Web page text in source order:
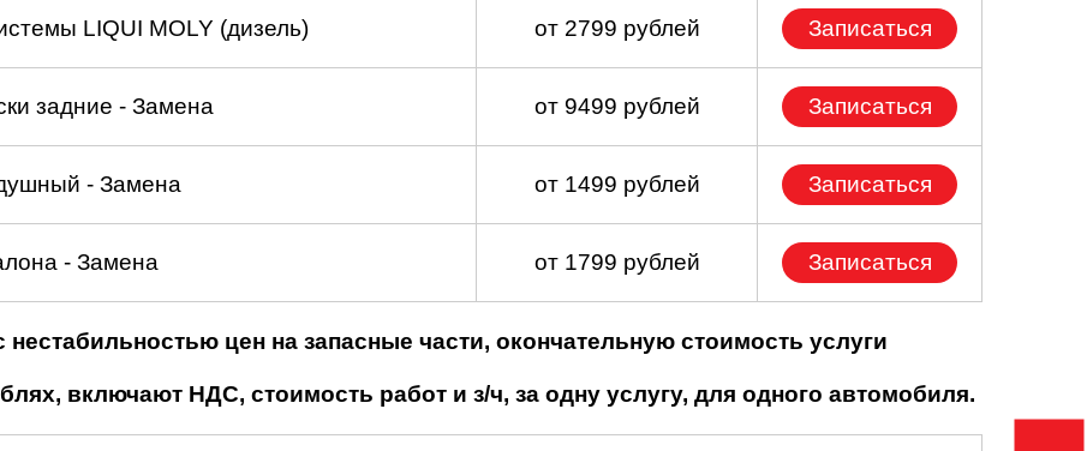
LIQUI MOLY (дизель) от 2799 рублей Записаться
задние - Замена от 9499 рублей Записаться
- Замена от 1499 рублей Записаться
- Замена от 1799 рублей Записаться
цен на запасные части, окончательную стоимость услуги
включают НДС, стоимость работ и з/ч, за одну услугу, для одного автомобиля.